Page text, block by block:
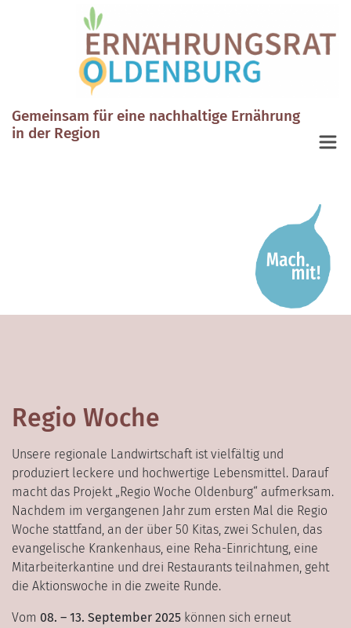
Gemeinsam für eine nachhaltige Ernährung
in der Region
Regio Woche
Unsere regionale Landwirtschaft ist vielfältig und
produziert leckere und hochwertige Lebensmittel. Darauf
macht das Projekt „Regio Woche Oldenburg“ aufmerksam.
Nachdem im vergangenen Jahr zum ersten Mal die Regio
Woche stattfand, an der über 50 Kitas, zwei Schulen, das
evangelische Krankenhaus, eine Reha-Einrichtung, eine
Mitarbeiterkantine und drei Restaurants teilnahmen, geht
die Aktionswoche in die zweite Runde.
Vom 08. – 13. September 2025 können sich erneut